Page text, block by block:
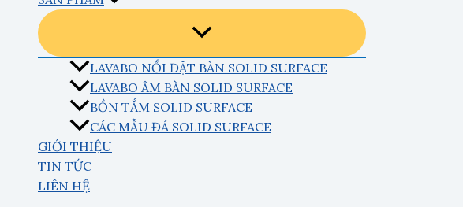
LAVABO NỔI ĐẶT BÀN SOLID SURFACE
LAVABO ÂM BÀN SOLID SURFACE
BỒN TẮM SOLID SURFACE
CÁC MẪU ĐÁ SOLID SURFACE
GIỚI THIỆU
TIN TỨC
LIÊN HỆ